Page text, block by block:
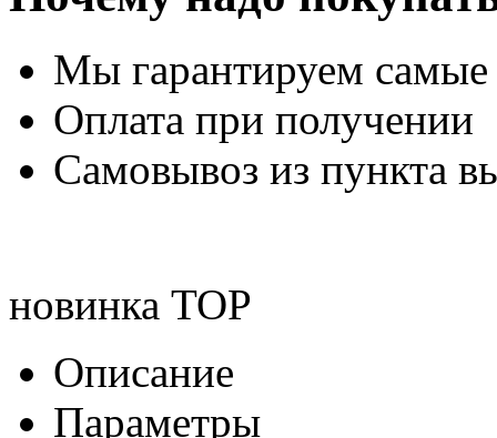
Мы гарантируем
Оплата при получении
Самовывоз из пункта
новинка TOP
Описание
Параметры